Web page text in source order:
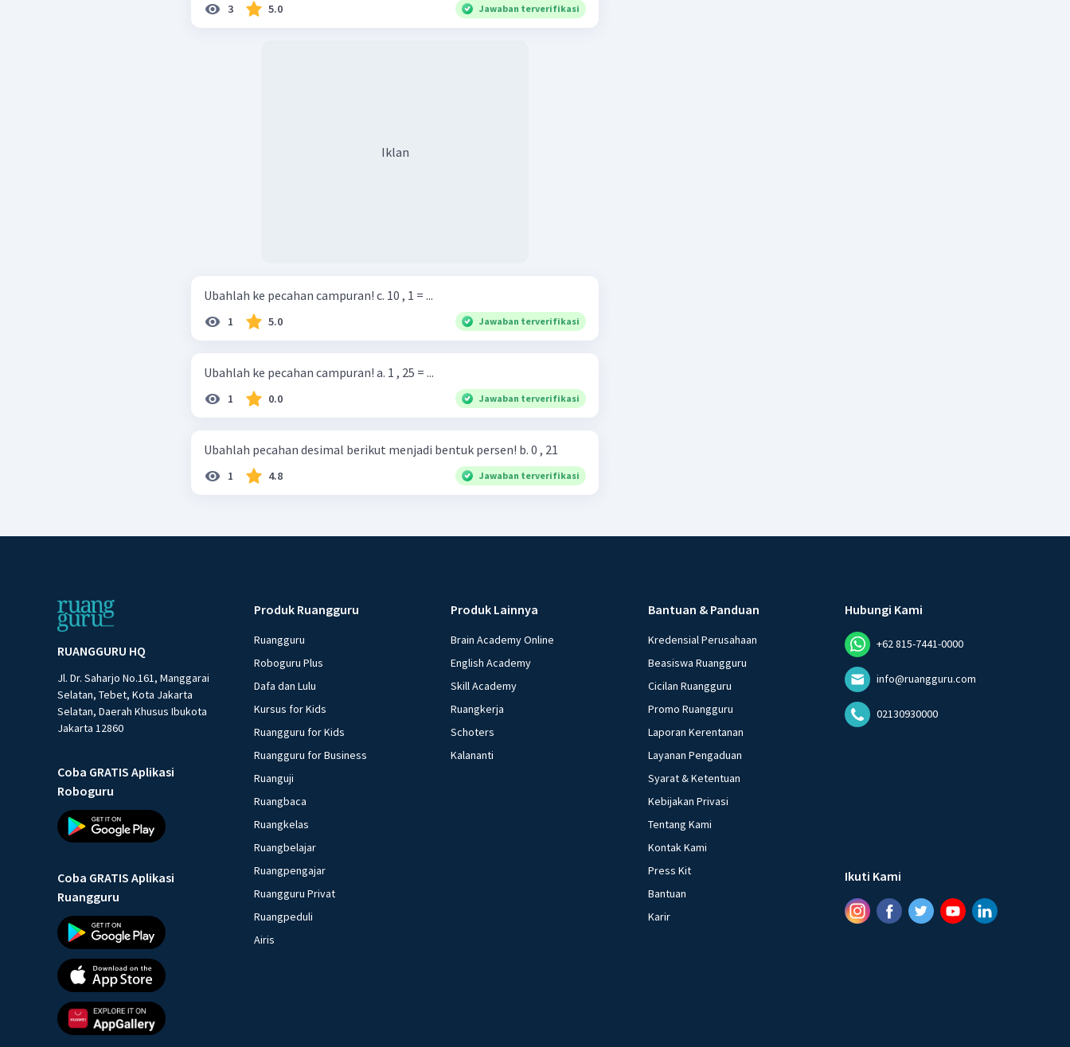
3 5.0 Jawaban terverifikasi
Iklan
Ubahlah ke pecahan campuran! c. 10 , 1 = ...
1 5.0 Jawaban terverifikasi
Ubahlah ke pecahan campuran! a. 1 , 25 = ...
1 0.0 Jawaban terverifikasi
Ubahlah pecahan desimal berikut menjadi bentuk persen! b. 0 , 21
1 4.8 Jawaban terverifikasi
RUANGGURU HQ
Jl. Dr. Saharjo No.161, Manggarai
Selatan, Tebet, Kota Jakarta
Selatan, Daerah Khusus Ibukota
Jakarta 12860
Coba GRATIS Aplikasi
Roboguru
Coba GRATIS Aplikasi
Ruangguru
Produk Ruangguru
Ruangguru
Roboguru Plus
Dafa dan Lulu
Kursus for Kids
Ruangguru for Kids
Ruangguru for Business
Ruanguji
Ruangbaca
Ruangkelas
Ruangbelajar
Ruangpengajar
Ruangguru Privat
Ruangpeduli
Airis
Produk Lainnya
Brain Academy Online
English Academy
Skill Academy
Ruangkerja
Schoters
Kalananti
Bantuan & Panduan
Kredensial Perusahaan
Beasiswa Ruangguru
Cicilan Ruangguru
Promo Ruangguru
Laporan Kerentanan
Layanan Pengaduan
Syarat & Ketentuan
Kebijakan Privasi
Tentang Kami
Kontak Kami
Press Kit
Bantuan
Karir
Hubungi Kami
+62 815-7441-0000
info@ruangguru.com
02130930000
Ikuti Kami